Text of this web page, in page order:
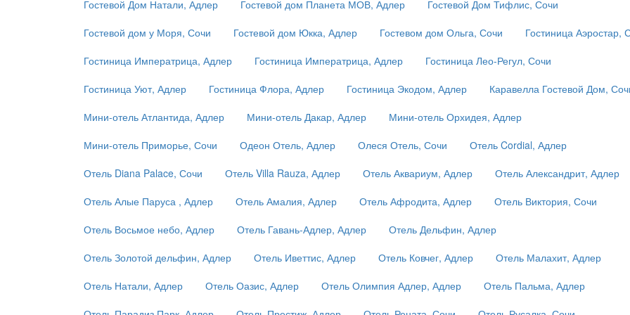
Гостевой Дом Натали, Адлер
Гостевой дом Планета МОВ, Адлер
Гостевой Дом Тифлис, Сочи
Гостевой дом у Моря, Сочи
Гостевой дом Юкка, Адлер Гостевом дом Ольга, Сочи
Гостиница Аэростар,
Гостиница Императрица, Адлер
Гостиница Императрица, Адлер
Гостиница Лео-Регул, Сочи
Гостиница Уют, Адлер
Гостиница Флора, Адлер Гостиница Экодом, Адлер
Каравелла Гостевой Дом,
Мини-отель Атлантида, Адлер
Мини-отель Дакар, Адлер
Мини-отель Орхидея, Адлер
Мини-отель Приморье, Сочи
Одеон Отель, Адлер Олеся Отель, Сочи
Отель Cordial, Адлер
Отель Diana Palace, Сочи
Отель Villa Rauza, Адлер Отель Аквариум, Адлер
Отель Александрит, Адлер
Отель Алые Паруса , Адлер
Отель Амалия, Адлер Отель Афродита, Адлер
Отель Виктория, Сочи
Отель Восьмое небо, Адлер
Отель Гавань-Адлер, Адлер
Отель Дельфин, Адлер
Отель Золотой дельфин, Адлер
Отель Иветтис, Адлер Отель Ковчег, Адлер
Отель Малахит, Адлер
Отель Натали, Адлер
Отель Оазис, Адлер Отель Олимпия Адлер, Адлер
Отель Пальма, Адлер